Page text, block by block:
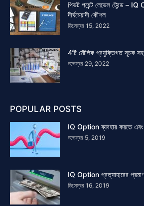
পিভট পয়েন্ট লেভেল ট্রেন্ড –
দীর্ঘমেয়াদী কৌশল
ডিসেম্বর 15, 2022
4টি মৌলিক প্রযুক্তিগত সূচক সহ
নভেম্বর 29, 2022
POPULAR POSTS
IQ Option ব্যবহার করতে এবং
নভেম্বর 5, 2019
IQ Option প্রত্যাহারের প্রমাণ
ডিসেম্বর 16, 2019